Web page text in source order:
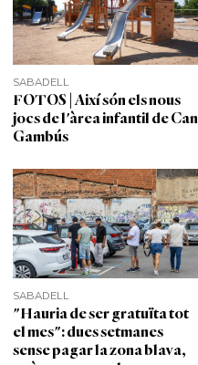
SABADELL
FOTOS | Així són els nous
jocs de l'àrea infantil de Can
Gambús
SABADELL
"Hauria de ser gratuïta tot
el mes": dues setmanes
sense pagar la zona blava,